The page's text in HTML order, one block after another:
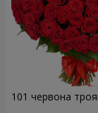
101 червона